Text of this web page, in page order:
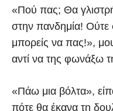
«Πού πας; Θα
στην πανδημία! Ούτε
μπορείς να πας!»,
αντί να της φωνάξω
«Πάω μια βόλτα»,
πότε θα έκανα τη